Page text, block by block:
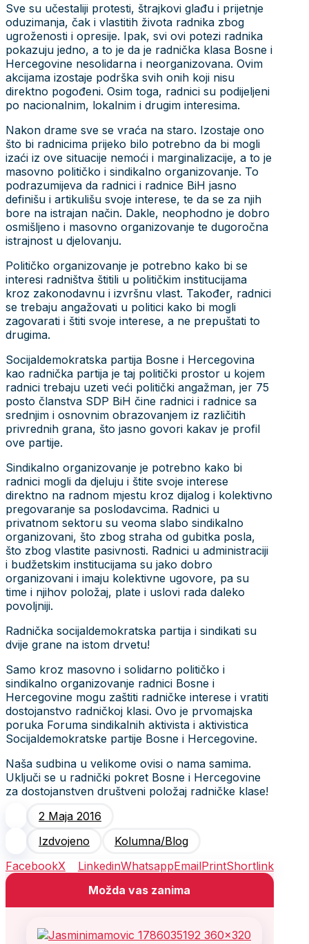
Sve su učestaliji protesti, štrajkovi glađu i prijetnje
oduzimanja, čak i vlastitih života radnika zbog
ugroženosti i opresije. Ipak, svi ovi potezi radnika
pokazuju jedno, a to je da je radnička klasa Bosne i
Hercegovine nesolidarna i neorganizovana. Ovim
akcijama izostaje podrška svih onih koji nisu
direktno pogođeni. Osim toga, radnici su podijeljeni
po nacionalnim, lokalnim i drugim interesima.
Nakon drame sve se vraća na staro. Izostaje ono
što bi radnicima prijeko bilo potrebno da bi mogli
izaći iz ove situacije nemoći i marginalizacije, a to je
masovno političko i sindikalno organizovanje. To
podrazumijeva da radnici i radnice BiH jasno
definišu i artikulišu svoje interese, te da se za njih
bore na istrajan način. Dakle, neophodno je dobro
osmišljeno i masovno organizovanje te dugoročna
istrajnost u djelovanju.
Političko organizovanje je potrebno kako bi se
interesi radništva štitili u političkim institucijama
kroz zakonodavnu i izvršnu vlast. Također, radnici
se trebaju angažovati u politici kako bi mogli
zagovarati i štiti svoje interese, a ne prepuštati to
drugima.
Socijaldemokratska partija Bosne i Hercegovina
kao radnička partija je taj politički prostor u kojem
radnici trebaju uzeti veći politički angažman, jer 75
posto članstva SDP BiH čine radnici i radnice sa
srednjim i osnovnim obrazovanjem iz različitih
privrednih grana, što jasno govori kakav je profil
ove partije.
Sindikalno organizovanje je potrebno kako bi
radnici mogli da djeluju i štite svoje interese
direktno na radnom mjestu kroz dijalog i kolektivno
pregovaranje sa poslodavcima. Radnici u
privatnom sektoru su veoma slabo sindikalno
organizovani, što zbog straha od gubitka posla,
što zbog vlastite pasivnosti. Radnici u administraciji
i budžetskim institucijama su jako dobro
organizovani i imaju kolektivne ugovore, pa su
time i njihov položaj, plate i uslovi rada daleko
povoljniji.
Radnička socijaldemokratska partija i sindikati su
dvije grane na istom drvetu!
Samo kroz masovno i solidarno političko i
sindikalno organizovanje radnici Bosne i
Hercegovine mogu zaštiti radničke interese i vratiti
dostojanstvo radničkoj klasi. Ovo je prvomajska
poruka Foruma sindikalnih aktivista i aktivistica
Socijaldemokratske partije Bosne i Hercegovine.
Naša sudbina u velikome ovisi o nama samima.
Uključi se u radnički pokret Bosne i Hercegovine
za dostojanstven društveni položaj radničke klase!
2 Maja 2016
Izdvojeno
Kolumna/Blog
FacebookX LinkedinWhatsappEmailPrintShortlink
Možda vas zanima